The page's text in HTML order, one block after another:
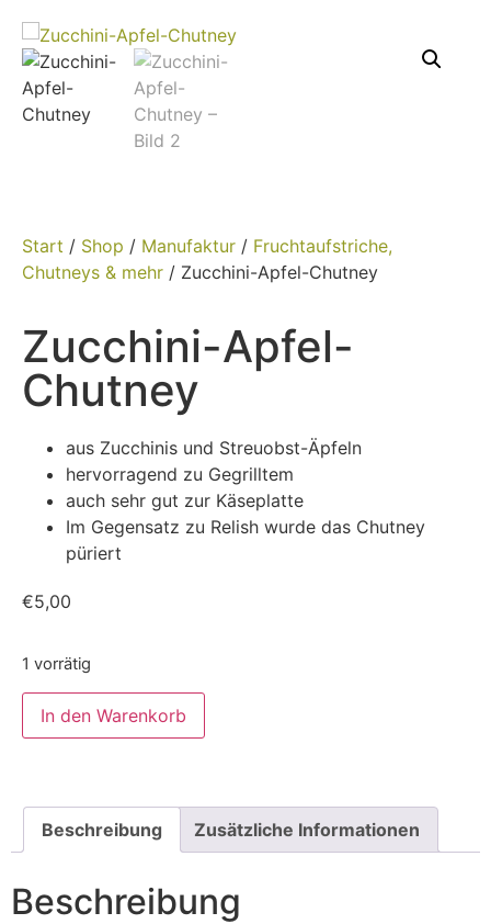
Start / Shop / Manufaktur / Fruchtaufstriche,
Chutneys & mehr / Zucchini-Apfel-Chutney
Zucchini-Apfel-
Chutney
aus Zucchinis und Streuobst-Äpfeln
hervorragend zu Gegrilltem
auch sehr gut zur Käseplatte
Im Gegensatz zu Relish wurde das Chutney
püriert
€5,00
1 vorrätig
In den Warenkorb
Beschreibung Zusätzliche Informationen
Beschreibung